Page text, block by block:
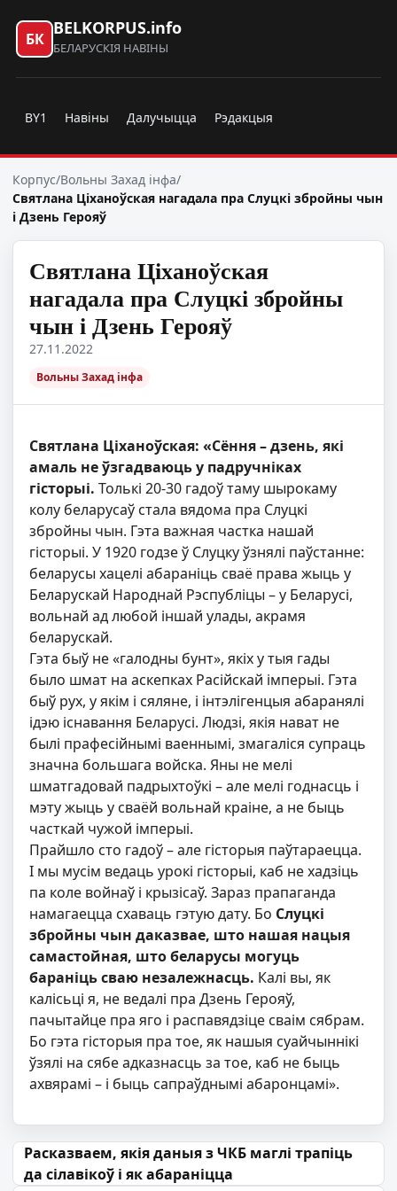
БК
BELKORPUS.info
БЕЛАРУСКІЯ НАВІНЫ
BY1 Навіны Далучыцца Рэдакцыя
Корпус/Вольны Захад інфа/
Святлана Ціханоўская нагадала пра Слуцкі збройны чын
і Дзень Герояў
Святлана Ціханоўская
нагадала пра Слуцкі збройны
чын і Дзень Герояў
27.11.2022
Вольны Захад інфа
Святлана Ціханоўская: «Сёння – дзень, які
амаль не ўзгадваюць у падручніках
гісторыі. Толькі 20-30 гадоў таму шырокаму
колу беларусаў стала вядома пра Слуцкі
збройны чын. Гэта важная частка нашай
гісторыі. У 1920 годзе ў Слуцку ўзнялі паўстанне:
беларусы хацелі абараніць сваё права жыць у
Беларускай Народнай Рэспубліцы – у Беларусі,
вольнай ад любой іншай улады, акрамя
беларускай.
Гэта быў не «галодны бунт», якіх у тыя гады
было шмат на аскепках Расійскай імперыі. Гэта
быў рух, у якім і сяляне, і інтэлігенцыя абаранялі
ідэю існавання Беларусі. Людзі, якія нават не
былі прафесійнымі ваеннымі, змагаліся супраць
значна большага войска. Яны не мелі
шматгадовай падрыхтоўкі – але мелі годнасць і
мэту жыць у сваёй вольнай краіне, а не быць
часткай чужой імперыі.
Прайшло сто гадоў – але гісторыя паўтараецца.
І мы мусім ведаць урокі гісторыі, каб не хадзіць
па коле войнаў і крызісаў. Зараз прапаганда
намагаецца схаваць гэтую дату. Бо Слуцкі
збройны чын даказвае, што нашая нацыя
самастойная, што беларусы могуць
бараніць сваю незалежнасць. Калі вы, як
калісьці я, не ведалі пра Дзень Герояў,
пачытайце пра яго і распавядзіце сваім сябрам.
Бо гэта гісторыя пра тое, як нашыя суайчыннікі
ўзялі на сябе адказнасць за тое, каб не быць
ахвярамі – і быць сапраўднымі абаронцамі».
Навігацыя па запісах
Расказваем, якія даныя з ЧКБ маглі трапіць
да сілавікоў і як абараніцца